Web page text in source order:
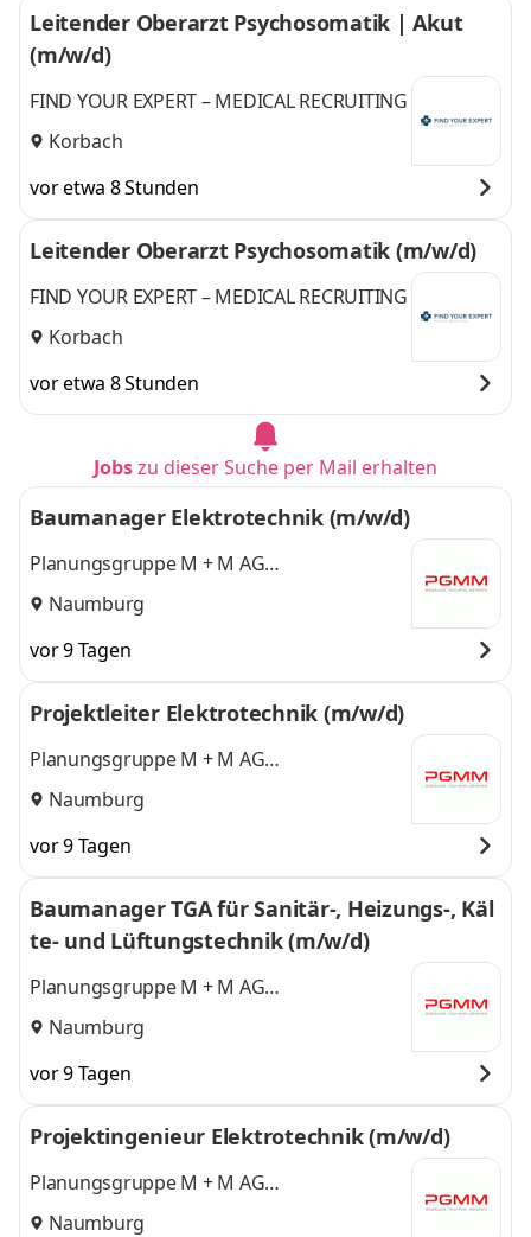
Leitender Oberarzt Psychosomatik | Akut
(m/w/d)
FIND YOUR EXPERT – MEDICAL RECRUITING
Korbach
vor etwa 8 Stunden
Leitender Oberarzt Psychosomatik (m/w/d)
FIND YOUR EXPERT – MEDICAL RECRUITING
Korbach
vor etwa 8 Stunden
Jobszu dieser Suche per Mail erhalten
Baumanager Elektrotechnik (m/w/d)
Planungsgruppe M + M AG
Ingenieurgesellschaft für Gebäudetechnik
Naumburg
vor 9 Tagen
Projektleiter Elektrotechnik (m/w/d)
Planungsgruppe M + M AG
Ingenieurgesellschaft für Gebäudetechnik
Naumburg
vor 9 Tagen
Baumanager TGA für Sanitär-, Heizungs-, Käl
te- und Lüftungstechnik (m/w/d)
Planungsgruppe M + M AG
Ingenieurgesellschaft für Gebäudetechnik
Naumburg
vor 9 Tagen
Projektingenieur Elektrotechnik (m/w/d)
Planungsgruppe M + M AG
Ingenieurgesellschaft für Gebäudetechnik
Naumburg